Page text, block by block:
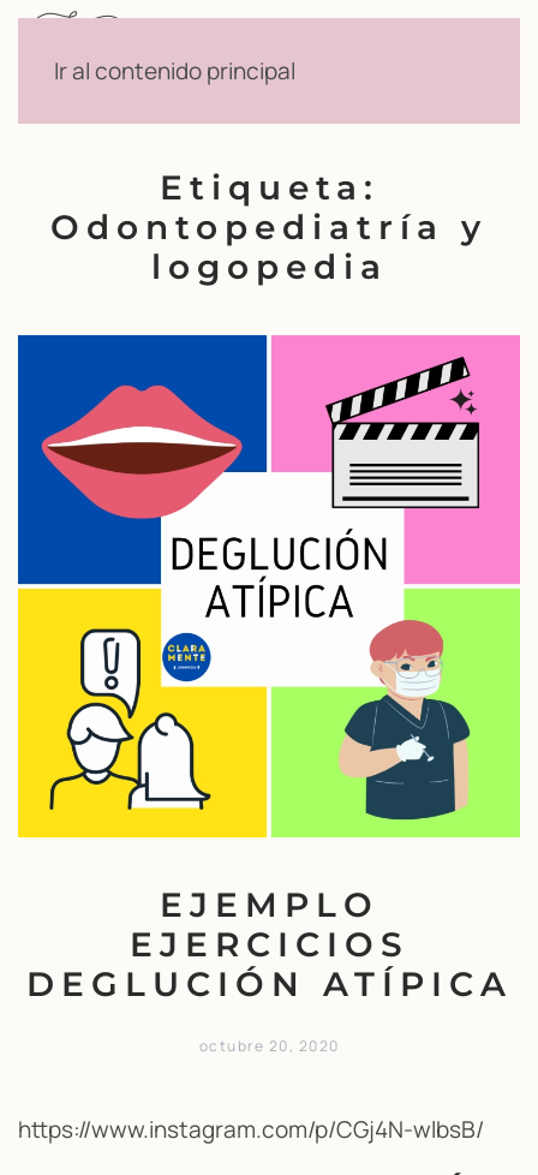
Ir al contenido principal
Etiqueta:
Odontopediatría y
logopedia
EJEMPLO
EJERCICIOS
DEGLUCIÓN ATÍPICA
octubre 20, 2020
https://www.instagram.com/p/CGj4N-wlbsB/